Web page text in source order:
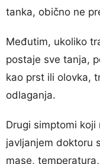
tanka, obično ne
Međutim, ukoliko
postaje sve tanja,
kao prst ili olovka,
odlaganja.
Drugi simptomi
javljanjem doktoru
mase,